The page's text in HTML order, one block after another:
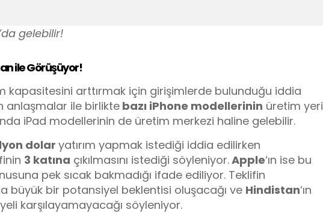
gelebilir!
ile Görüşüyor!
kapasitesini arttırmak için girişimlerde bulunduğu iddia
anlaşmalar ile birlikte bazı iPhone modellerinin üretim yeri
iPad modellerinin de üretim merkezi haline gelebilir.
dolar yatırım yapmak istediği iddia edilirken
3 katına çıkılmasını istediği söyleniyor.Apple‘ın ise bu
pek sıcak bakmadığı ifade ediliyor. Teklifin
büyük bir potansiyel beklentisi oluşacağı ve Hindistan‘ın
karşılayamayacağı söyleniyor.